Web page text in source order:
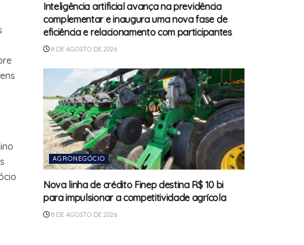
Inteligência artificial avança na previdência
complementar e inaugura uma nova fase de
eficiência e relacionamento com participantes
8 DE AGOSTO DE 2026
AGRONEGÓCIO
Nova linha de crédito Finep destina R$ 10 bi
para impulsionar a competitividade agrícola
8 DE AGOSTO DE 2026